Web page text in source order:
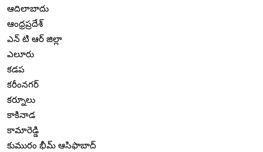
ఆదిలాబాదు
ఆంధ్రప్రదేశ్
ఎన్ టి ఆర్ జిల్లా
ఎలూరు
కడప
కరీంనగర్
కర్నూలు
కాకినాడ
కామారెడ్డి
కుమురం భీమ్ ఆసిఫాబాద్